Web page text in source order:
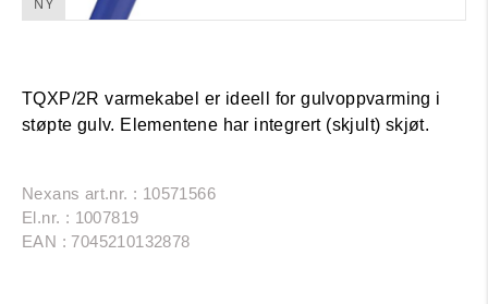
TQXP/2R varmekabel er ideell for gulvoppvarming i
støpte gulv. Elementene har integrert (skjult) skjøt.
Nexans art.nr. : 10571566
El.nr. : 1007819
EAN : 7045210132878